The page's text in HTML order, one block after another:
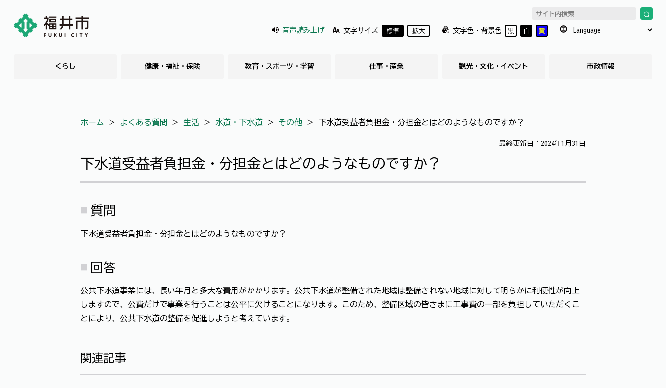
音声読み上げ 文字サイズ 標準 拡大 文字色・背景色 黒 白 黄
くらし 健康・福祉・保険 教育・スポーツ・学習 仕事・産業 観光・文化・イベント 市政情報
ホーム ＞ よくある質問 ＞ 生活 ＞ 水道・下水道 ＞ その他 ＞ 下水道受益者負担金・分担金とはどのようなものですか？
最終更新日：2024年1月31日
下水道受益者負担金・分担金とはどのようなものですか？
質問
下水道受益者負担金・分担金とはどのようなものですか？
回答
公共下水道事業には、長い年月と多大な費用がかかります。公共下水道が整備された地域は整備されない地域に対して明らかに利便性が向上
しますので、公費だけで事業を行うことは公平に欠けることになります。このため、整備区域の皆さまに工事費の一部を負担していただくこ
とにより、公共下水道の整備を促進しようと考えています。
関連記事